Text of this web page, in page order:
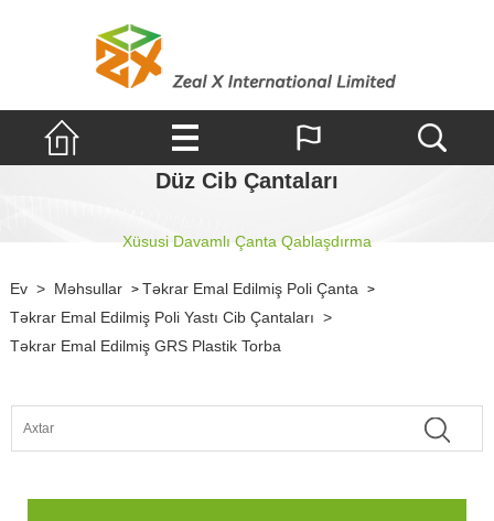
Düz Cib Çantaları
Xüsusi Davamlı Çanta Qablaşdırma
Ev > Məhsullar > Təkrar Emal Edilmiş Poli Çanta >
Təkrar Emal Edilmiş Poli Yastı Cib Çantaları >
Təkrar Emal Edilmiş GRS Plastik Torba